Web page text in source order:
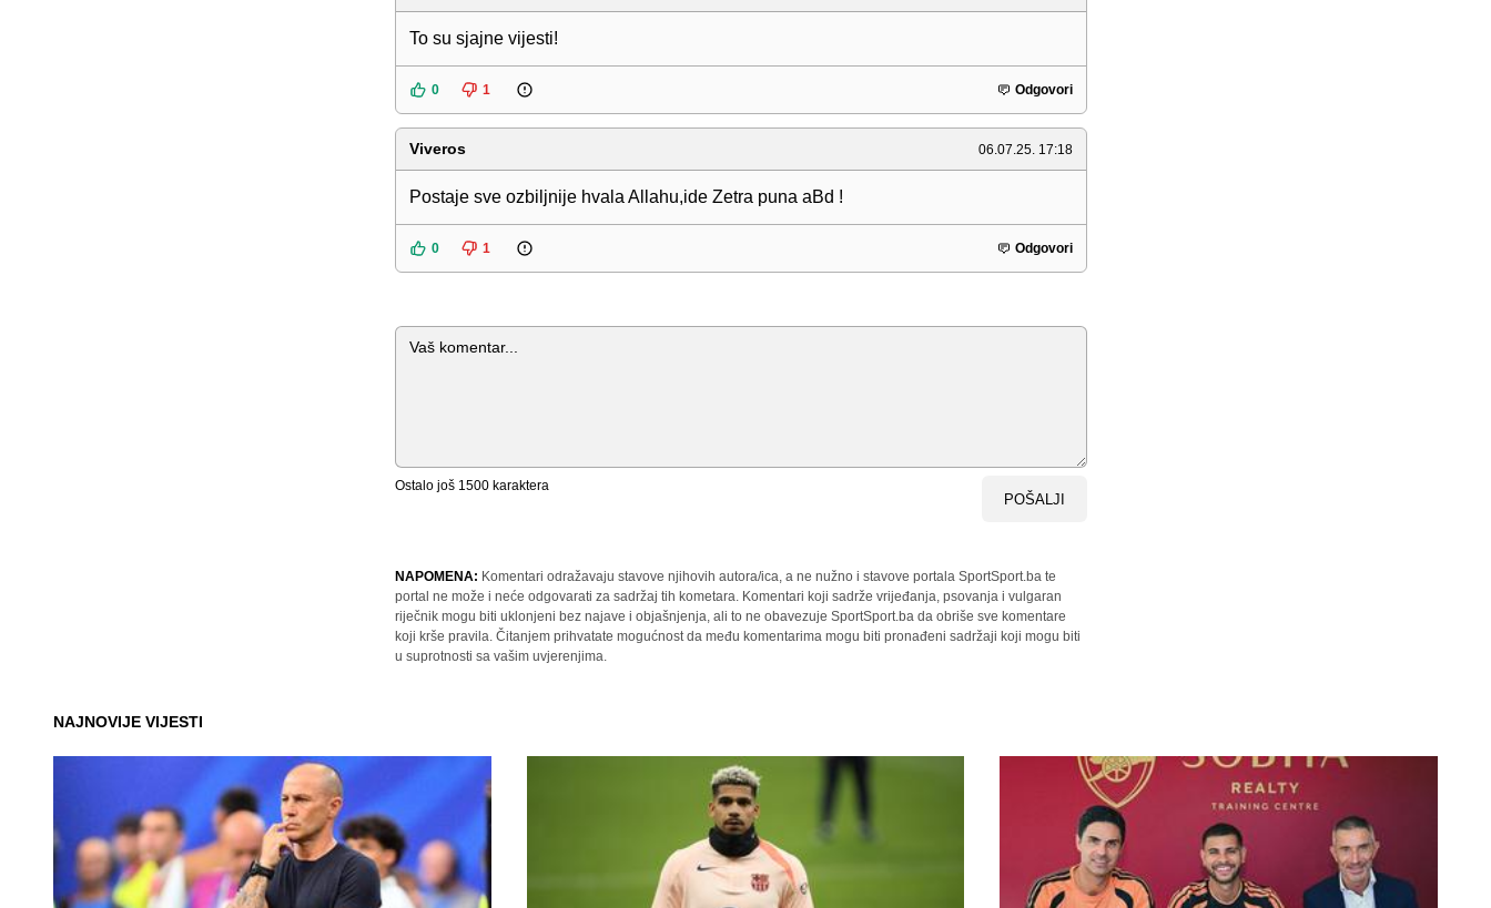
To su sjajne vijesti!
0 1 Odgovori
Viveros 06.07.25. 17:18
Postaje sve ozbiljnije hvala Allahu,ide Zetra puna aBd !
0 1 Odgovori
Komentar
Ostalo još 1500 karaktera
POŠALJI
NAPOMENA: Komentari odražavaju stavove njihovih autora/ica, a ne nužno i stavove portala SportSport.ba te
portal ne može i neće odgovarati za sadržaj tih kometara. Komentari koji sadrže vrijeđanja, psovanja i vulgaran
riječnik mogu biti uklonjeni bez najave i objašnjenja, ali to ne obavezuje SportSport.ba da obriše sve komentare
koji krše pravila. Čitanjem prihvatate mogućnost da među komentarima mogu biti pronađeni sadržaji koji mogu biti
u suprotnosti sa vašim uvjerenjima.
NAJNOVIJE VIJESTI